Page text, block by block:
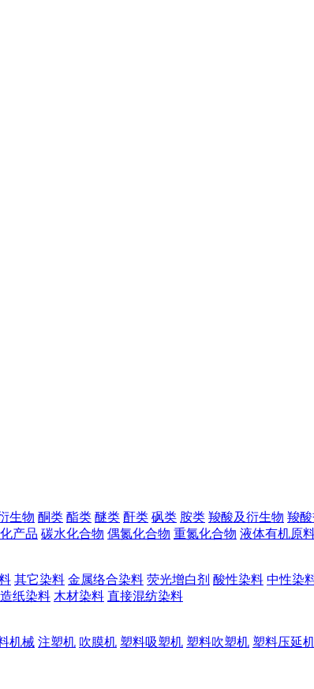
生物 酮类 酯类 醚类 酐类 砜类 胺类 羧酸及衍生物 羧酸
产品 碳水化合物 偶氮化合物 重氮化合物 液体有机原
其它染料 金属络合染料 荧光增白剂 酸性染料 中性染
造纸染料 木材染料 直接混纺染料
机械 注塑机 吹膜机 塑料吸塑机 塑料吹塑机 塑料压延